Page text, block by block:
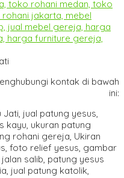
kontak di bawah
ini: